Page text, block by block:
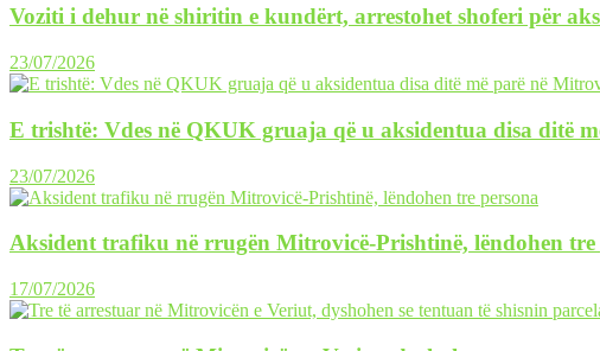
Voziti i dehur në shiritin e kundërt, arrestohet shoferi për
23/07/2026
E trishtë: Vdes në QKUK gruaja që u aksidentua disa ditë
23/07/2026
Aksident trafiku në rrugën Mitrovicë-Prishtinë, lëndohen tre
17/07/2026